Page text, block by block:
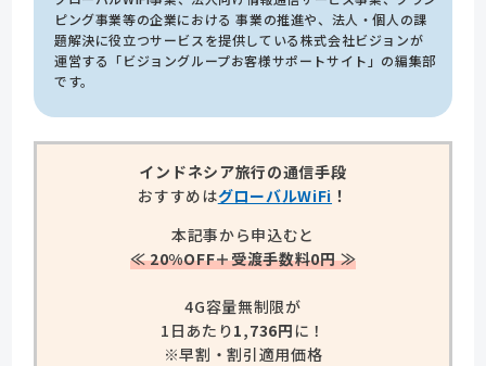
ピング事業等の企業における 事業の推進や、法人・個人の課
題解決に役立つサービスを提供している株式会社ビジョンが
運営する「ビジョングループお客様サポートサイト」の編集部
です。
インドネシア旅行の通信手段
おすすめはグローバルWiFi ！
本記事から申込むと
≪ 20%OFF＋受渡手数料0円 ≫
4G容量無制限が
1日あたり1,736円に！
※早割・割引適用価格